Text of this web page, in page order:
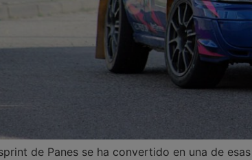
de Panes se ha convertido en una de